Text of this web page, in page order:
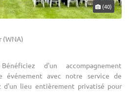
(40)
(WNA)
d'un accompagnement
événement avec notre service de
d'un lieu entièrement privatisé pour